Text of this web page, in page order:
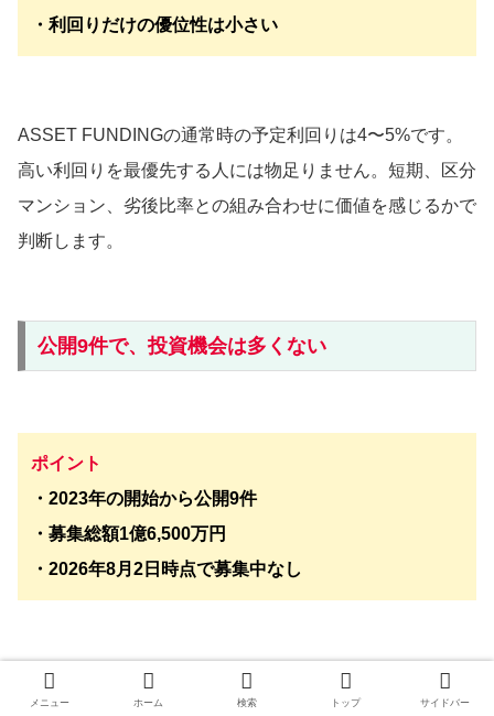
・利回りだけの優位性は小さい
ASSET FUNDINGの通常時の予定利回りは4〜5%です。
高い利回りを最優先する人には物足りません。短期、区分
マンション、劣後比率との組み合わせに価値を感じるかで
判断します。
公開9件で、投資機会は多くない
ポイント
・2023年の開始から公開9件
・募集総額1億6,500万円
・2026年8月2日時点で募集中なし
ASSET FUNDINGは常時募集型ではありません。
メニュー ホーム 検索 トップ サイドバー